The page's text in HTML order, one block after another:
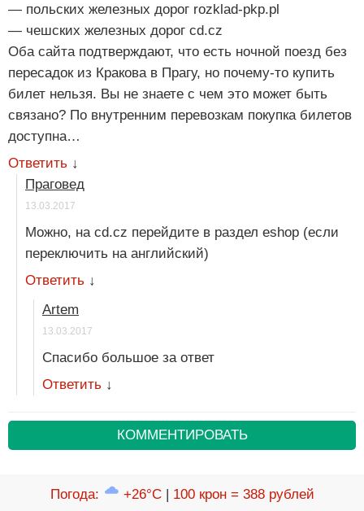
— польских железных дорог rozklad-pkp.pl
— чешских железных дорог cd.cz
Оба сайта подтверждают, что есть ночной поезд без
пересадок из Кракова в Прагу, но почему-то купить
билет нельзя. Вы не знаете с чем это может быть
связано? По внутренним перевозкам покупка билетов
доступна…
Ответить ↓
Праговед
13.03.2017
Можно, на cd.cz перейдите в раздел eshop (если
переключить на английский)
Ответить ↓
Artem
13.03.2017
Спасибо большое за ответ
Ответить ↓
КОММЕНТИРОВАТЬ
Погода: +26°C| 100 крон = 388 рублей